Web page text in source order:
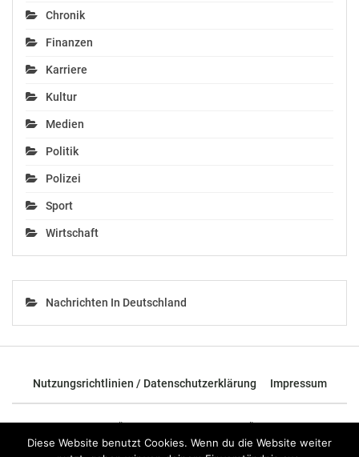
Chronik
Finanzen
Karriere
Kultur
Medien
Politik
Polizei
Sport
Wirtschaft
Nachrichten In Deutschland
Nutzungsrichtlinien / Datenschutzerklärung Impressum
© 2026 - TOP News Österreich - Nachrichten aus Österreich und der
ganzen Welt.
Diese Website benutzt Cookies. Wenn du die Website weiter